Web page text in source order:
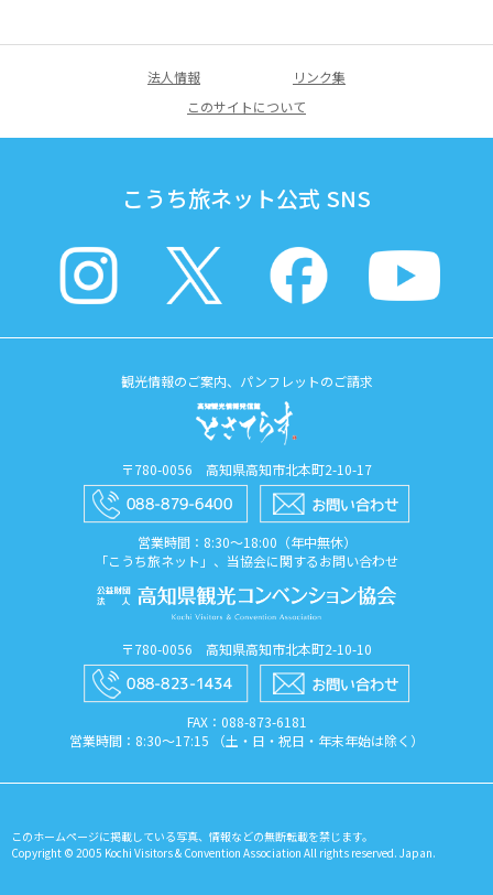
法人情報
リンク集
このサイトについて
こうち旅ネット公式 SNS
観光情報のご案内、パンフレットのご請求
〒780-0056 高知県高知市北本町2-10-17
営業時間：8:30〜18:00（年中無休）
「こうち旅ネット」、当協会に関するお問い合わせ
〒780-0056 高知県高知市北本町2-10-10
FAX：088​-873​-6181
営業時間：8:30〜17:15 （土・日・祝日・年末年始は除く）
このホームページに掲載している写真、情報などの無断転載を禁じます。
Copyright © 2005 Kochi Visitors & Convention Association All rights reserved. Japan.